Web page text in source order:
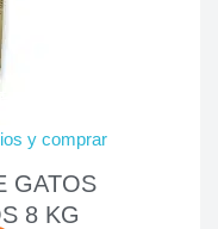
y comprar
GATOS
8 KG